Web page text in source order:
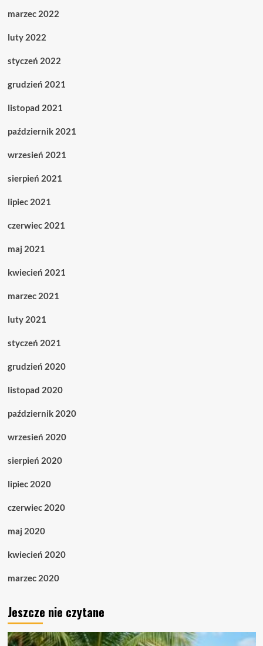
marzec 2022
luty 2022
styczeń 2022
grudzień 2021
listopad 2021
październik 2021
wrzesień 2021
sierpień 2021
lipiec 2021
czerwiec 2021
maj 2021
kwiecień 2021
marzec 2021
luty 2021
styczeń 2021
grudzień 2020
listopad 2020
październik 2020
wrzesień 2020
sierpień 2020
lipiec 2020
czerwiec 2020
maj 2020
kwiecień 2020
marzec 2020
Jeszcze nie czytane